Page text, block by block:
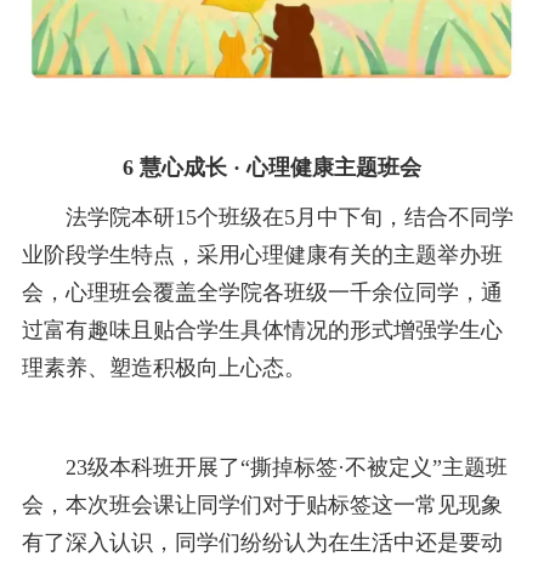
6 慧心成长 · 心理健康主题班会
法学院本研15个班级在5月中下旬，结合不同学
业阶段学生特点，采用心理健康有关的主题举办班
会，心理班会覆盖全学院各班级一千余位同学，通
过富有趣味且贴合学生具体情况的形式增强学生心
理素养、塑造积极向上心态。
23级本科班开展了“撕掉标签·不被定义”主题班
会，本次班会课让同学们对于贴标签这一常见现象
有了深入认识，同学们纷纷认为在生活中还是要动